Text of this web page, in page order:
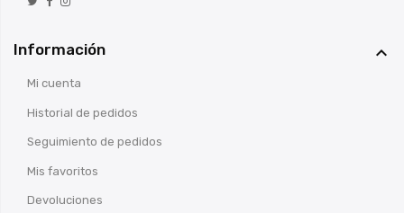
Información 
Mi cuenta
Historial de pedidos
Seguimiento de pedidos
Mis favoritos
Devoluciones